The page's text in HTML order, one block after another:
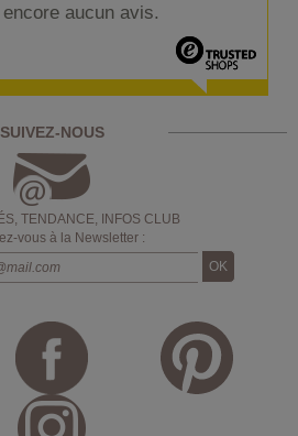
encore aucun avis.
SUIVEZ-NOUS
TENDANCE, INFOS CLUB
vous à la Newsletter :